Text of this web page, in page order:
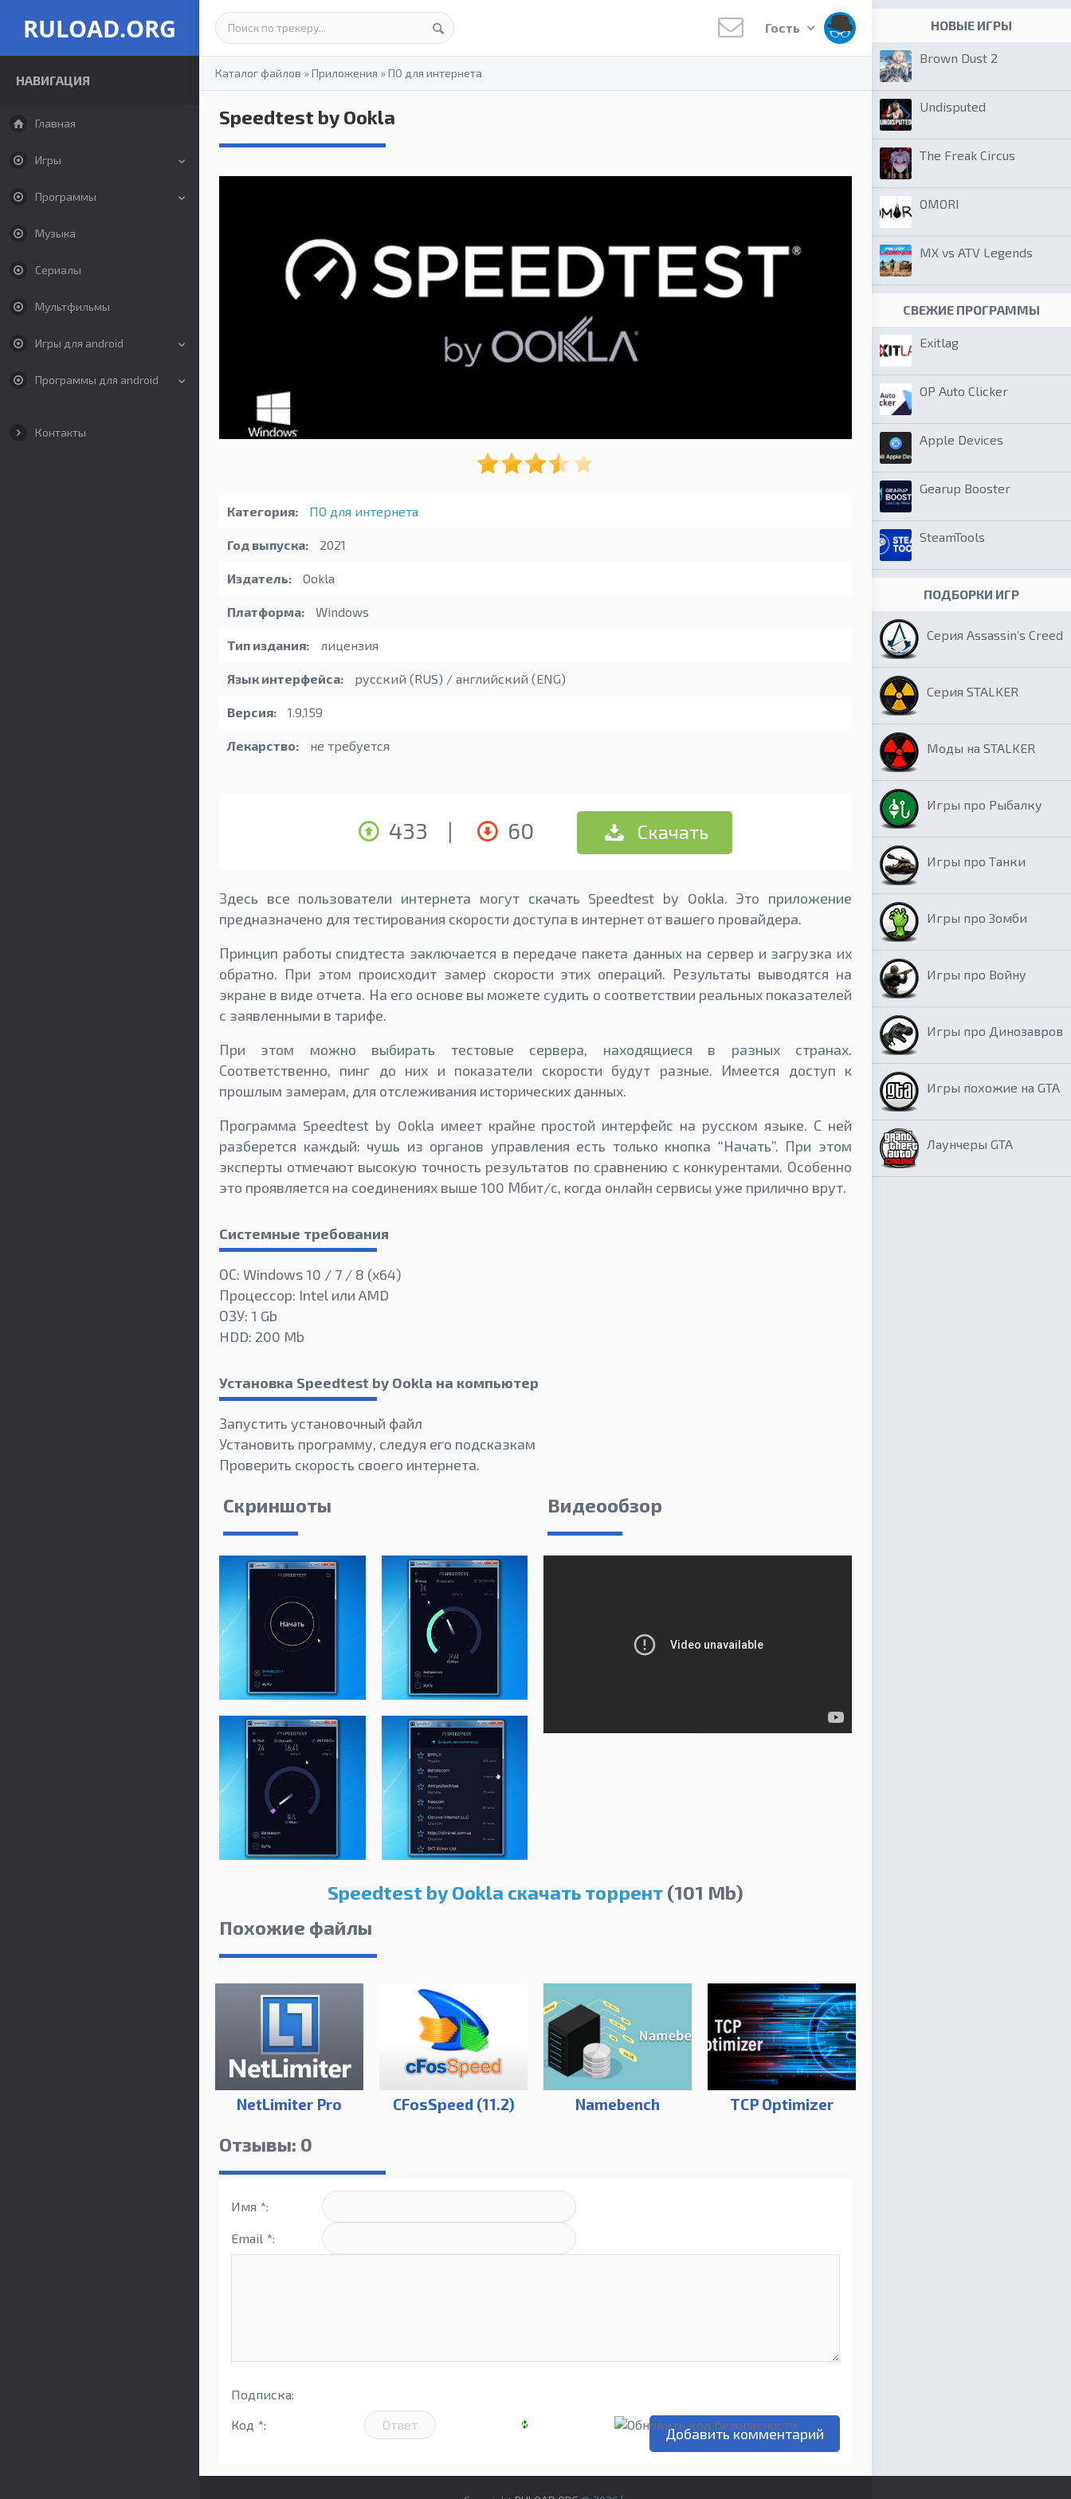
RULOAD.ORG
НАВИГАЦИЯ
Главная
Игры
Программы
Музыка
Сериалы
Мультфильмы
Игры для android
Программы для android
Контакты
Гость
Каталог файлов »Приложения »ПО для интернета
Speedtest by Ookla
Категория: ПО для интернета
Год выпуска: 2021
Издатель: Ookla
Платформа: Windows
Тип издания: лицензия
Язык интерфейса: русский (RUS) / английский (ENG)
Версия: 1.9.159
Лекарство: не требуется
433 | 60 Скачать
Здесь все пользователи интернета могут скачать Speedtest by Ookla. Это приложение
предназначено для тестирования скорости доступа в интернет от вашего провайдера.
Принцип работы спидтеста заключается в передаче пакета данных на сервер и загрузка их
обратно. При этом происходит замер скорости этих операций. Результаты выводятся на
экране в виде отчета. На его основе вы можете судить о соответствии реальных показателей
с заявленными в тарифе.
При этом можно выбирать тестовые сервера, находящиеся в разных странах.
Соответственно, пинг до них и показатели скорости будут разные. Имеется доступ к
прошлым замерам, для отслеживания исторических данных.
Программа Speedtest by Ookla имеет крайне простой интерфейс на русском языке. С ней
разберется каждый: чушь из органов управления есть только кнопка “Начать”. При этом
эксперты отмечают высокую точность результатов по сравнению с конкурентами. Особенно
это проявляется на соединениях выше 100 Мбит/с, когда онлайн сервисы уже прилично врут.
Системные требования
ОС: Windows 10 / 7 / 8 (x64)
Процессор: Intel или AMD
ОЗУ: 1 Gb
HDD: 200 Mb
Установка Speedtest by Ookla на компьютер
Запустить установочный файл
Установить программу, следуя его подсказкам
Проверить скорость своего интернета.
Скриншоты Видеообзор
Speedtest by Ookla скачать торрент (101 Mb)
Похожие файлы
NetLimiter Pro CFosSpeed (11.2) Namebench TCP Optimizer
Отзывы: 0
Имя *:
Email *:
Подписка:
Код *:
НОВЫЕ ИГРЫ
Brown Dust 2
Undisputed
The Freak Circus
OMORI
MX vs ATV Legends
СВЕЖИЕ ПРОГРАММЫ
Exitlag
OP Auto Clicker
Apple Devices
Gearup Booster
SteamTools
ПОДБОРКИ ИГР
Серия Assassin’s Creed
Серия STALKER
Моды на STALKER
Игры про Рыбалку
Игры про Танки
Игры про Зомби
Игры про Войну
Игры про Динозавров
Игры похожие на GTA
Лаунчеры GTA